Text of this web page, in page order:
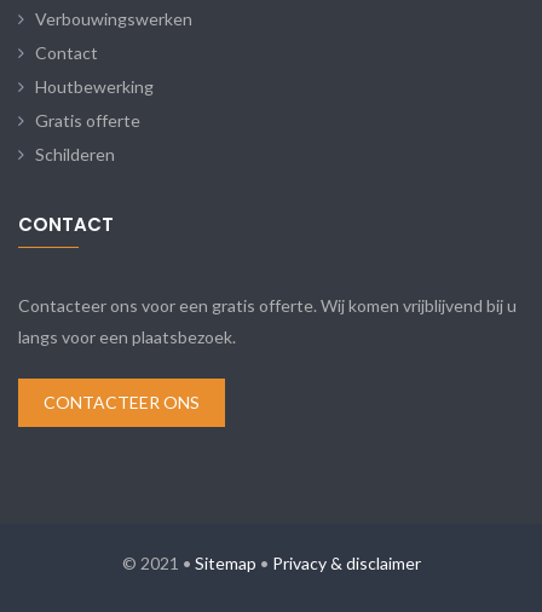
Verbouwingswerken
Contact
Houtbewerking
Gratis offerte
Schilderen
CONTACT
Contacteer ons voor een gratis offerte. Wij komen vrijblijvend bij u
langs voor een plaatsbezoek.
CONTACTEER ONS
© 2021 • Sitemap • Privacy & disclaimer